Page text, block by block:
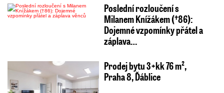
Poslední rozloučení s
Milanem Knížákem (†86):
Dojemné vzpomínky přátel a
záplava…
Prodej bytu 3+kk 76 m²,
Praha 8, Ďáblice